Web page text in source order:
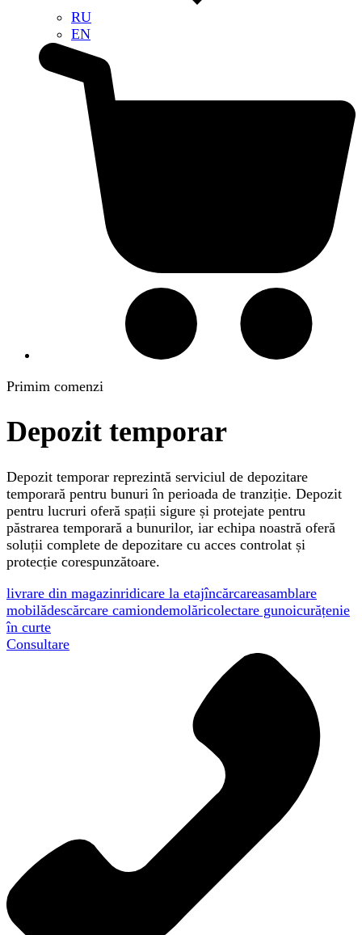
RU
EN
Primim comenzi
Depozit temporar
Depozit temporar reprezintă serviciul de depozitare
temporară pentru bunuri în perioada de tranziție. Depozit
pentru lucruri oferă spații sigure și protejate pentru
păstrarea temporară a bunurilor, iar echipa noastră oferă
soluții complete de depozitare cu acces controlat și
protecție corespunzătoare.
livrare din magazinridicare la etajîncărcareasamblare
mobilădescărcare camiondemolăricolectare gunoicurățenie
în curte
Consultare